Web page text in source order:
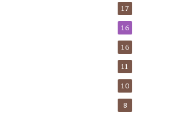
17
16
16
11
10
8